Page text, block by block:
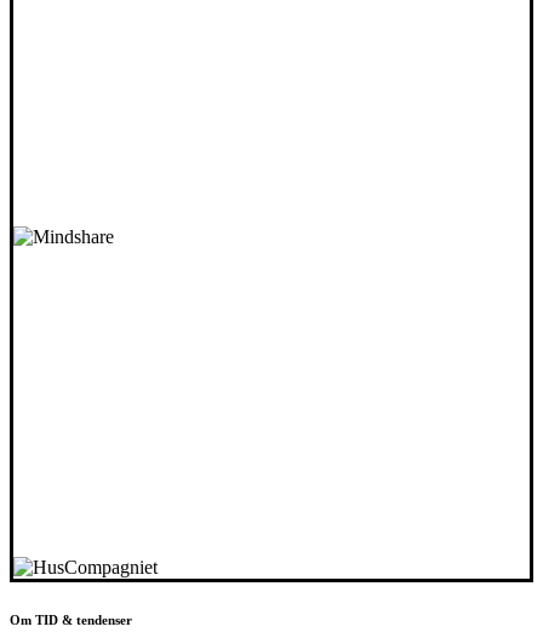
Om TID & tendenser